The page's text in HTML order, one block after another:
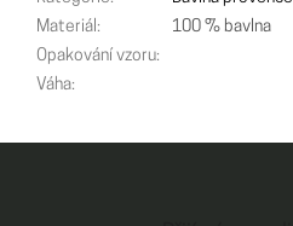
Materiál:
100 % bavlna
Opakování vzoru:
Váha: